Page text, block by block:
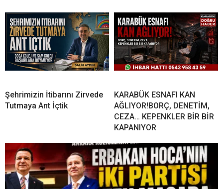
Şehrimizin İtibarını Zirvede
Tutmaya Ant İçtik
KARABÜK ESNAFI KAN
AĞLIYOR!BORÇ, DENETİM,
CEZA… KEPENKLER BİR BİR
KAPANIYOR